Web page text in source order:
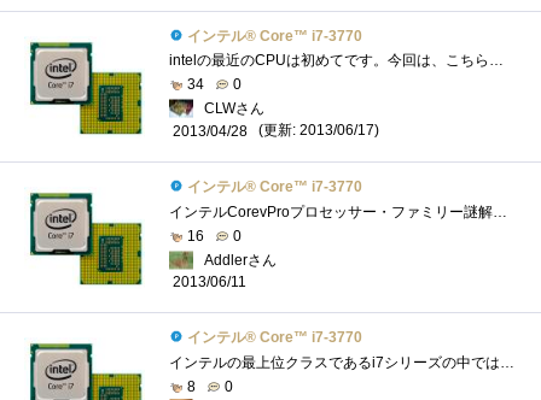
インテル® Core™ i7-3770
intelの最近のCPUは初めてです。今回は、こちらのレビュー完成は必須条件では有りませんが、取りあえず組み上げたのでその動作検証の意味も含め...
34
0
CLWさん
2013/04/28
(更新: 2013/06/17)
インテル® Core™ i7-3770
インテルCorevProプロセッサー・ファミリー謎解きレビューのレビュー用CPUです。意外と大きい箱で到着 我が家の検疫隊長のチェックをうけていま�...
16
0
Addlerさん
2013/06/11
インテル® Core™ i7-3770
インテルの最上位クラスであるi7シリーズの中ではもっともスタンダードなCPUでしょうか。Zigsowをやっている人にはKつきの倍率フリー版がメジャ�...
8
0